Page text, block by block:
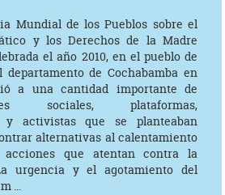
Mundial de los Pueblos sobre el
y los Derechos de la Madre
el año 2010, en el pueblo de
departamento de Cochabamba en
a una cantidad importante de
sociales, plataformas,
y activistas que se planteaban
alternativas al calentamiento
que atentan contra la
urgencia y el agotamiento del
...